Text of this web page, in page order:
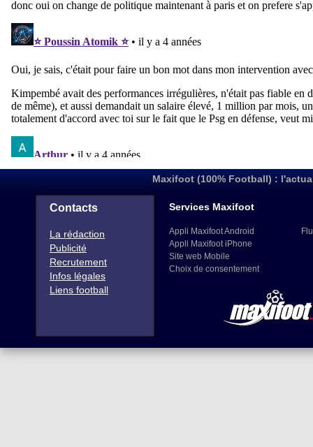
Maxifoot (100% Football) :
Contacts
La rédaction
Publicité
Recrutement
Infos légales
Liens football
Services Maxifoot
Appli Maxifoot Android
Appli Maxifoot iPhone
Site web Mobile
Choix de consentement